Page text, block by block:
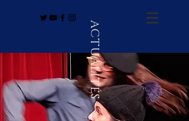
ACTUALITÉS